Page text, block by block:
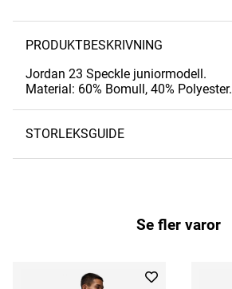
PRODUKTBESKRIVNING
Jordan 23 Speckle juniormodell.
Material: 60% Bomull, 40% Polyester.
STORLEKSGUIDE
Se fler varor